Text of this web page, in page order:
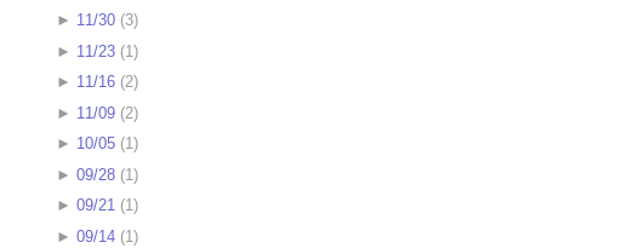
► 11/30(3)
► 11/23(1)
► 11/16(2)
► 11/09(2)
► 10/05(1)
► 09/28(1)
► 09/21(1)
► 09/14(1)